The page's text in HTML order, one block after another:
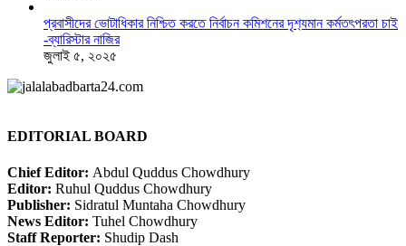
প্রবাসীদের ভোটাধিকার নিশ্চিত করতে নির্বাচন কমিশনের দৃশ‍্যমান কর্মতৎপরতা চাই
-ব্যারিস্টার নাজির
জুলাই ৫, ২০২৫
EDITORIAL BOARD
Chief Editor: Abdul Quddus Chowdhury
Editor: Ruhul Quddus Chowdhury
Publisher: Sidratul Muntaha Chowdhury
News Editor: Tuhel Chowdhury
Staff Reporter: Shudip Dash